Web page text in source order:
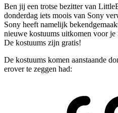
Ben jij een trotse bezitter van
donderdag iets moois van Sony
Sony heeft namelijk
nieuwe kostuums uitkomen voor
De kostuums zijn gratis!
De kostuums komen aanstaande
erover te zeggen had: